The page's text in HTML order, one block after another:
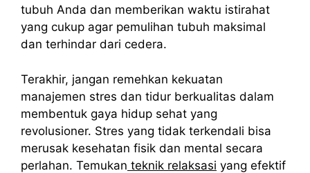
tubuh Anda dan memberikan waktu istirahat
yang cukup agar pemulihan tubuh maksimal
dan terhindar dari cedera.
Terakhir, jangan remehkan kekuatan
manajemen stres dan tidur berkualitas dalam
membentuk gaya hidup sehat yang
revolusioner. Stres yang tidak terkendali bisa
merusak kesehatan fisik dan mental secara
perlahan. Temukan teknik relaksasi yang efektif